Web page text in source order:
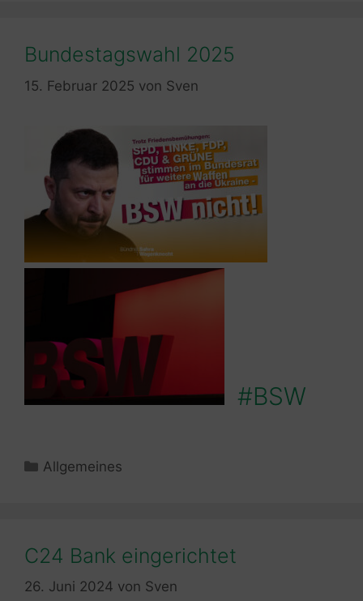
Bundestagswahl 2025
15. Februar 2025 von Sven
#BSW
Kategorien
Allgemeines
C24 Bank eingerichtet
26. Juni 2024 von Sven